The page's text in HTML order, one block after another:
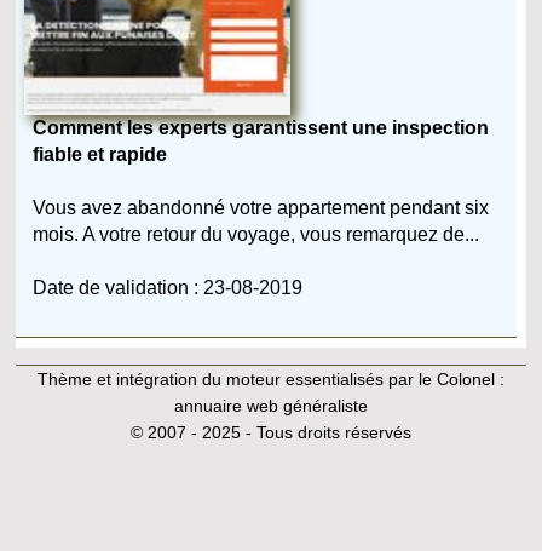
Comment les experts garantissent une inspection
fiable et rapide
Vous avez abandonné votre appartement pendant six
mois. A votre retour du voyage, vous remarquez de...
Date de validation : 23-08-2019
Thème et intégration du moteur essentialisés par le Colonel :
annuaire web généraliste
© 2007 - 2025 - Tous droits réservés